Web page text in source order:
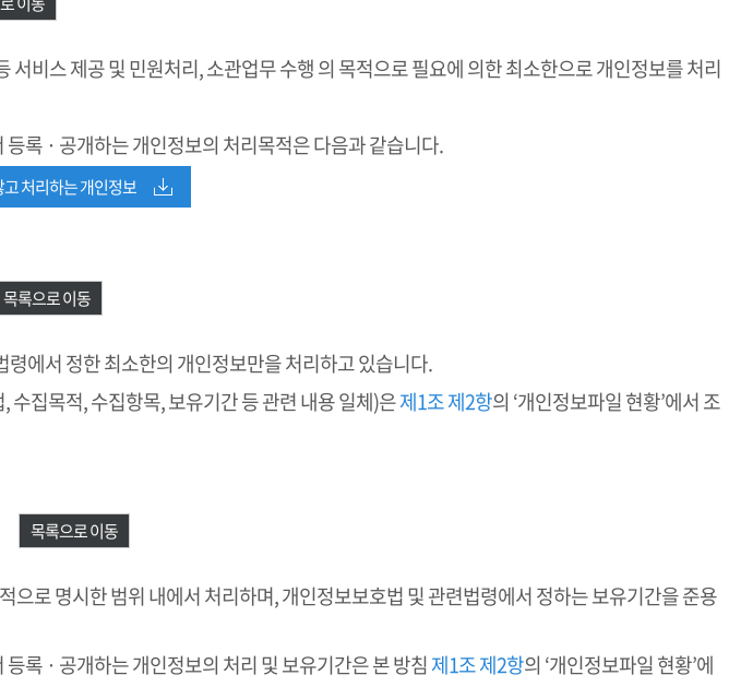
비스 제공 및 민원처리, 소관업무 수행 의 목적으로 필요에 의한 최소한으로 개인정보를 처리
록 · 공개하는 개인정보의 처리목적은 다음과 같습니다.
처리하는 개인정보
목록으로 이동
에서 정한 최소한의 개인정보만을 처리하고 있습니다.
집목적, 수집항목, 보유기간 등 관련 내용 일체)은제1조 제2항의 ‘개인정보파일 현황’에서 조
목록으로 이동
로 명시한 범위 내에서 처리하며, 개인정보보호법 및 관련법령에서 정하는 보유기간을 준용
록 · 공개하는 개인정보의 처리 및 보유기간은 본 방침제1조 제2항의 ‘개인정보파일 현황’에